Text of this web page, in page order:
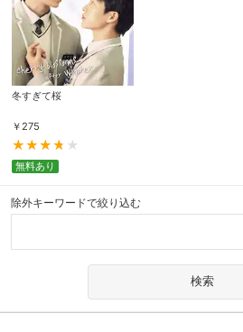
冬すぎて桜
￥ 275
無料あり
除外キーワードで絞り込む